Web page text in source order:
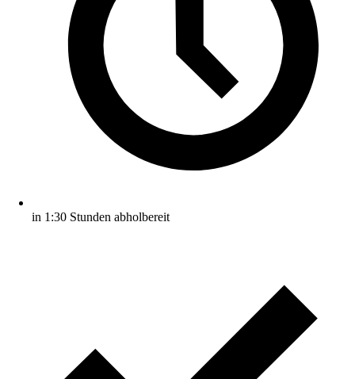
in 1:30 Stunden abholbereit